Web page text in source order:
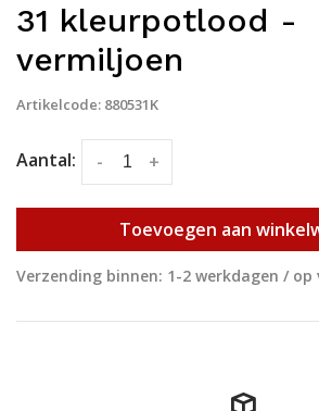
31 kleurpotlood -
vermiljoen
Artikelcode: 880531K
Aantal: +
-
Toevoegen aan
Verzending binnen: 1-2 werkdagen / op